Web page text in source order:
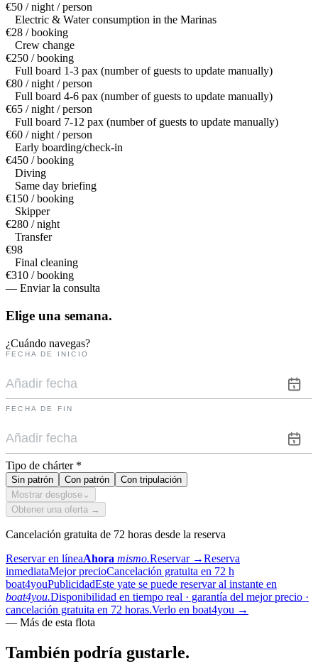
€50 / night / person
Electric & Water consumption in the Marinas
€28 / booking
Crew change
€250 / booking
Full board 1-3 pax (number of guests to update manually)
€80 / night / person
Full board 4-6 pax (number of guests to update manually)
€65 / night / person
Full board 7-12 pax (number of guests to update manually)
€60 / night / person
Early boarding/check-in
€450 / booking
Diving
Same day briefing
€150 / booking
Skipper
€280 / night
Transfer
€98
Final cleaning
€310 / booking
— Enviar la consulta
Elige una semana.
¿Cuándo navegas?
FECHA DE INICIO
FECHA DE FIN
Tipo de chárter *
Sin patrón Con patrón
Con tripulación
Mostrar desglose ⌄
Obtener una oferta →
Cancelación gratuita de 72 horas desde la reserva
Reservar en líneaAhora mismo.Reservar →Reserva
inmediataMejor precioCancelación gratuita en 72 h
boat4youPublicidadEste yate se puede reservar al instante en
boat4you.Disponibilidad en tiempo real · garantía del mejor precio ·
cancelación gratuita en 72 horas.Verlo en boat4you →
— Más de esta flota
También podría gustarle.